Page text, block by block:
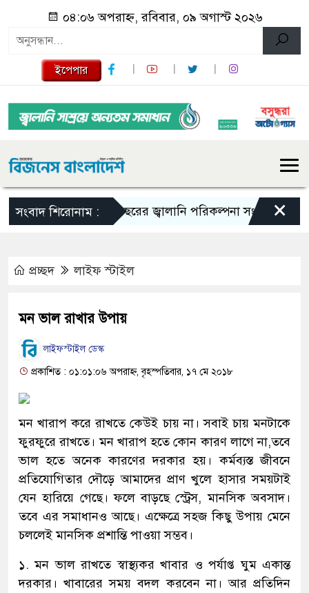
০৪:০৬ অপরাহ্ন, রবিবার, ০৯ অগাস্ট ২০২৬
ইপেপার
সংবাদ শিরোনাম :১০ বছরের জ্বালানি পরিকল্পনা সংসদে তুলে ধরবে
×
প্রচ্ছদ লাইফ স্টাইল
মন ভাল রাখার উপায়
লাইফস্টাইল ডেস্ক
প্রকাশিত : ০১:০১:০৬ অপরাহ্ন, বৃহস্পতিবার, ১৭ মে ২০১৮
মন খারাপ করে রাখতে কেউই চায় না। সবাই চায় মনটাকে
ফুরফুরে রাখতে। মন খারাপ হতে কোন কারণ লাগে না,তবে
ভাল হতে অনেক কারণের দরকার হয়। কর্মব্যস্ত জীবনে
প্রতিযোগিতার দৌড়ে আমাদের প্রাণ খুলে হাসার সময়টাই
যেন হারিয়ে গেছে। ফলে বাড়ছে স্ট্রেস, মানসিক অবসাদ।
তবে এর সমাধানও আছে। এক্ষেত্রে সহজ কিছু উপায় মেনে
চললেই মানসিক প্রশান্তি পাওয়া সম্ভব।
১. মন ভাল রাখতে স্বাস্থ্যকর খাবার ও পর্যাপ্ত ঘুম একান্ত
দরকার। খাবারের সময় বদল করবেন না। আর প্রতিদিন